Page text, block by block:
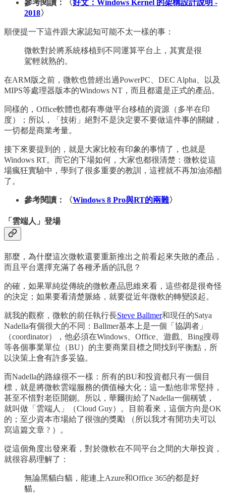
參考閱讀：〈好文：Windows Kernel 的架構設計說明 -
2018〉
順便提一下這件跟大家認知可能不太一樣的事：
微軟對於將系統移植到不同運算平台上，其實是很
駕輕就熟的。
在ARM版之前，微軟也曾經出過PowerPC、DEC Alpha、以及
MIPS等處理器版本的Windows NT，而且都還是正式的產品。
同樣的，Office軟體也都有專做平台移植的資源（多半在印
度）；所以，「技術」絕對不是決定要不要做這件事的關鍵，
一切都是商業考量。
接下來要提到的，就是大家比較有印象的事情了，也就是
Windows RT。而它的下場如何，大家也都很清楚：微軟從這
場瘋狂實驗中，學到了很多重要的教訓，這裡就不再加油添醋
了。
參考閱讀：〈Windows 8 Pro與RT的兩難〉
「雲端人」登場
那麼，為什麼這次微軟還要重新推出之前看起來失敗的產品，
而且平台選擇充滿了各種矛盾的訊息？
的確，如果單純從傳統的微軟產品思維來看，這些都是很奇怪
的決定；如果要看清楚脈絡，就要從近年微軟的轉變談起。
就我的觀察，微軟的前任執行長Steve Ballmer和現任的Satya
Nadella有個很大的不同：Ballmer基本上是一個「協調者」
（coordinator），他必須在Windows、Office、遊戲、Bing搜尋
等各個事業單位（BU）的主要商業目標之間找到平衡點，所
以決策上會有許多妥協。
而Nadella的路線很不一樣：所有的BU和投資都只有一個目
標，就是將微軟雲端服務的價值極大化；這一點他非常堅持，
甚至不惜對老臣開鍘。所以，華爾街給了Nadella一個稱號，
就叫做「雲端人」（Cloud Guy）。目前看來，這個方向是OK
的；至少資本市場給了很強的獎勵 （所以我才有閒功夫可以
寫這篇文章 ? ）。
從這個角度出發來看，對於微軟在不同平台之間的大舉投資，
就很容易理解了：
無論黑貓白貓，能連上Azure和Office 365的都是好
貓。